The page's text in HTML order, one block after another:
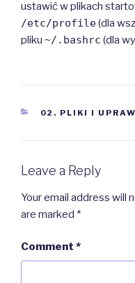
ustawić w plikach
/etc/profile(dla
pliku ~/.bashrc (dla
CATEGORIES
02. PLIKI I
Leave a Reply
Your email address will
are marked *
Comment *